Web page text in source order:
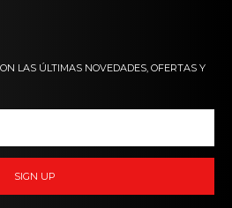
LAS ÚLTIMAS NOVEDADES, OFERTAS Y
SIGN UP